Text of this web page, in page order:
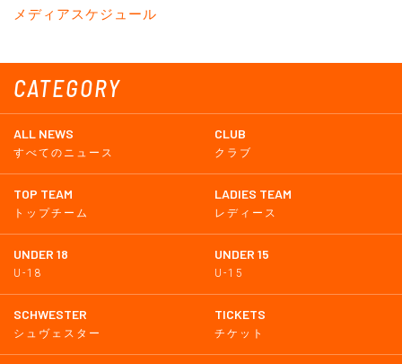
CATEGORY
ALL NEWS
すべてのニュース
CLUB
クラブ
TOP TEAM
トップチーム
LADIES TEAM
レディース
UNDER 18
U-18
UNDER 15
U-15
SCHWESTER
シュヴェスター
TICKETS
チケット
メディアスケジュール